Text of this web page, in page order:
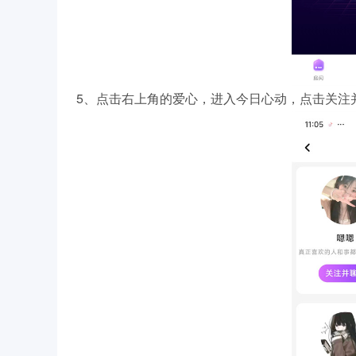
5、点击右上角的爱心，进入今日心动，点击关注